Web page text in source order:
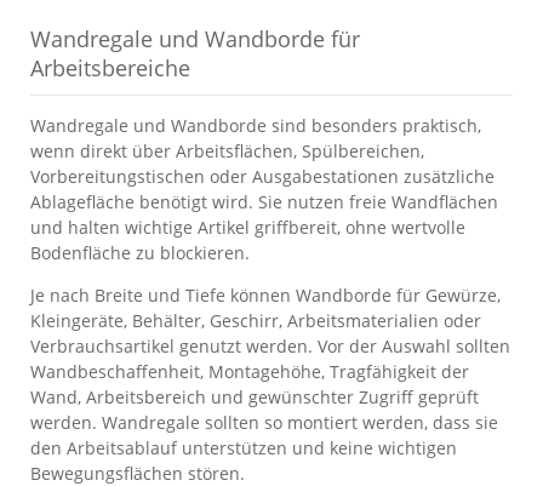
Wandregale und Wandborde für
Arbeitsbereiche
Wandregale und Wandborde sind besonders praktisch,
wenn direkt über Arbeitsflächen, Spülbereichen,
Vorbereitungstischen oder Ausgabestationen zusätzliche
Ablagefläche benötigt wird. Sie nutzen freie Wandflächen
und halten wichtige Artikel griffbereit, ohne wertvolle
Bodenfläche zu blockieren.
Je nach Breite und Tiefe können Wandborde für Gewürze,
Kleingeräte, Behälter, Geschirr, Arbeitsmaterialien oder
Verbrauchsartikel genutzt werden. Vor der Auswahl sollten
Wandbeschaffenheit, Montagehöhe, Tragfähigkeit der
Wand, Arbeitsbereich und gewünschter Zugriff geprüft
werden. Wandregale sollten so montiert werden, dass sie
den Arbeitsablauf unterstützen und keine wichtigen
Bewegungsflächen stören.